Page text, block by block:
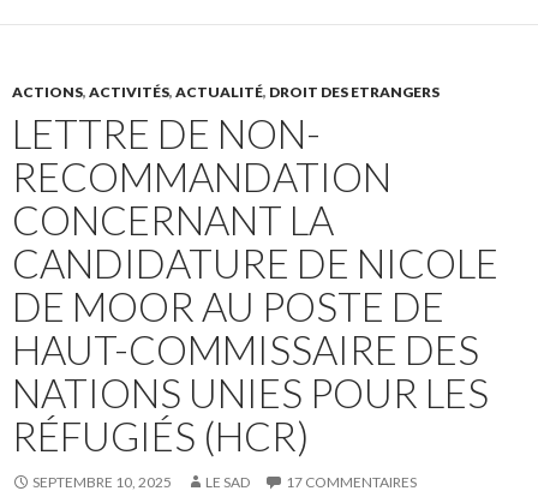
ACTIONS, ACTIVITÉS, ACTUALITÉ, DROIT DES ETRANGERS
LETTRE DE NON-
RECOMMANDATION
CONCERNANT LA
CANDIDATURE DE NICOLE
DE MOOR AU POSTE DE
HAUT-COMMISSAIRE DES
NATIONS UNIES POUR LES
RÉFUGIÉS (HCR)
SEPTEMBRE 10, 2025 LE SAD 17 COMMENTAIRES